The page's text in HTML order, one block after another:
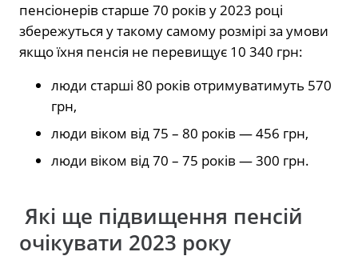
пенсіонерів старше 70 років у 2023 році
збережуться у такому самому розмірі за умови
якщо їхня пенсія не перевищує 10 340 грн:
люди старші 80 років отримуватимуть 570
грн,
люди віком від 75 – 80 років — 456 грн,
люди віком від 70 – 75 років — 300 грн.
Які ще підвищення пенсій
очікувати 2023 року